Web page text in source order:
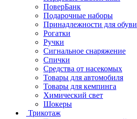
ПоверБанк
Подарочные наборы
Принадлежности для обуви
Рогатки
Ручки
Сигнальное снаряжение
Спички
Средства от насекомых
Товары для автомобиля
Товары для кемпинга
Химический свет
Шокеры
Трикотаж